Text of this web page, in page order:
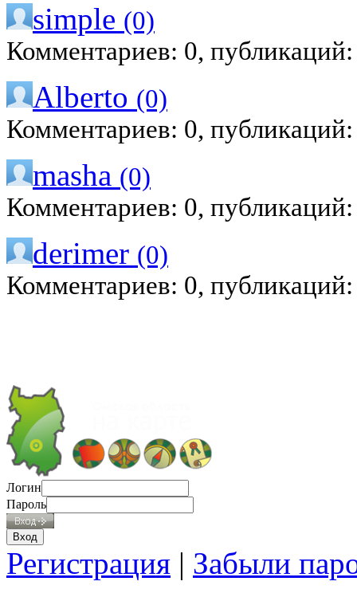
simple (0)
Комментариев: 0,
Alberto (0)
Комментариев: 0,
masha (0)
Комментариев: 0,
derimer (0)
Комментариев: 0,
Логин
Пароль
Регистрация | Забыли